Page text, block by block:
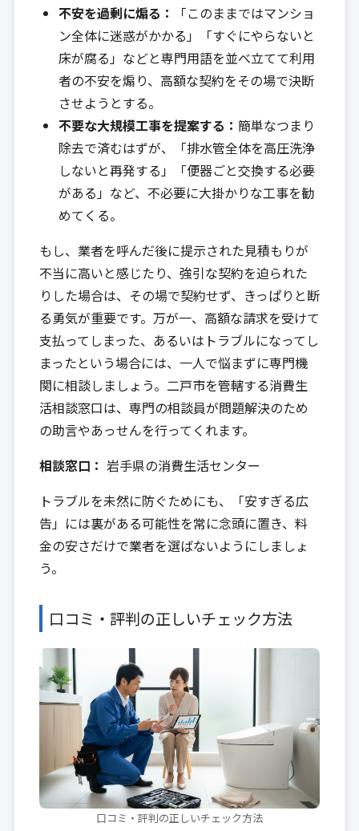
不安を過剰に煽る：
「このままではマンショ
ン全体に迷惑がかかる」「すぐにやらないと
床が腐る」などと専門用語を並べ立てて利用
者の不安を煽り、高額な契約をその場で決断
させようとする。
不要な大規模工事を提案する： 簡単なつまり
除去で済むはずが、「排水管全体を高圧洗浄
しないと再発する」「便器ごと交換する必要
がある」など、不必要に大掛かりな工事を勧
めてくる。
もし、業者を呼んだ後に提示された見積もりが
不当に高いと感じたり、強引な契約を迫られた
りした場合は、その場で契約せず、きっぱりと断
る勇気が重要です。万が一、高額な請求を受けて
支払ってしまった、あるいはトラブルになってし
まったという場合には、一人で悩まずに専門機
関に相談しましょう。二戸市を管轄する消費生
活相談窓口は、専門の相談員が問題解決のため
の助言やあっせんを行ってくれます。
相談窓口： 岩手県の消費生活センター
トラブルを未然に防ぐためにも、「安すぎる広
告」には裏がある可能性を常に念頭に置き、料
金の安さだけで業者を選ばないようにしましょ
う。
口コミ・評判の正しいチェック方法
口コミ・評判の正しいチェック方法